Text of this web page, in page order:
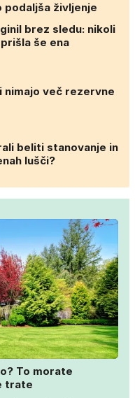
podaljša življenje
brez sledu: nikoli
še ena
nimajo več rezervne
beliti stanovanje in
lušči?
To morate
trate